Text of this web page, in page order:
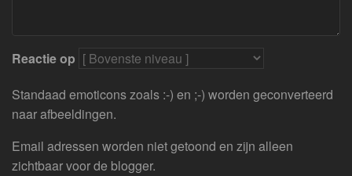
Reactie op
Standaad emoticons zoals :-) en ;-) worden geconverteerd
naar afbeeldingen.
Email adressen worden niet getoond en zijn alleen
zichtbaar voor de blogger.